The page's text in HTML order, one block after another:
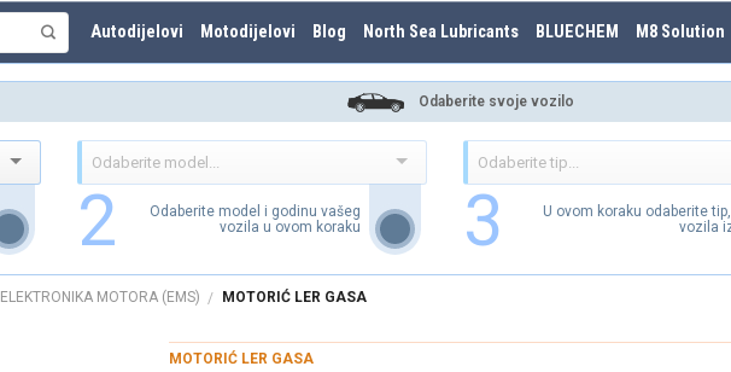
Autodijelovi Motodijelovi Blog North Sea Lubricants BLUECHEM M8 Solution
Odaberite svoje vozilo
2
Odaberite model i godinu vašeg
vozila u ovom koraku
3
U ovom koraku odaberite
vozila
ELEKTRONIKA MOTORA (EMS) / MOTORIĆ LER GASA
MOTORIĆ LER GASA